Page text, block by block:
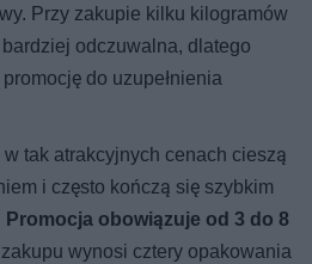
Przy zakupie kilku kilogramów
odczuwalna, dlatego
do uzupełnienia
tak atrakcyjnych cenach cieszą
i często kończą się szybkim
Promocja obowiązuje od 3 do 8
wynosi cztery opakowania